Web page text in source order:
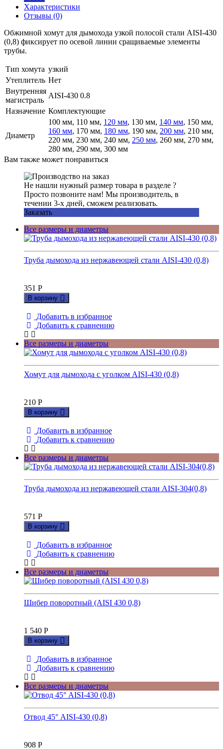
Характеристики
Отзывы (0)
Обжимной хомут для дымохода узкой полосой стали AISI-430
(0,8) фиксирует по осевой линии сращиваемые элементы
трубы.
Тип хомута узкий
Утеплитель Нет
Внутренняя
магистраль
AISI-430 0.8
Назначение Комплектующие
Диаметр
100 мм, 110 мм, 120 мм, 130 мм, 140 мм, 150 мм,
160 мм, 170 мм, 180 мм, 190 мм, 200 мм, 210 мм,
220 мм, 230 мм, 240 мм, 250 мм, 260 мм, 270 мм,
280 мм, 290 мм, 300 мм
Вам также может понравиться
Не нашли нужный размер товара в разделе ?
Просто позвоните нам! Мы производитель, в
течении 3-х дней, сможем реализовать.
Заказать
Все размеры и диаметры
Труба дымохода из нержавеющей стали AISI-430 (0,8)
351 Р
В корзину
Добавить в избранное
Добавить к сравнению
Все размеры и диаметры
Хомут для дымохода с уголком AISI-430 (0,8)
210 Р
В корзину
Добавить в избранное
Добавить к сравнению
Все размеры и диаметры
Труба дымохода из нержавеющей стали AISI-304(0,8)
571 Р
В корзину
Добавить в избранное
Добавить к сравнению
Все размеры и диаметры
Шибер поворотный (AISI 430 0,8)
1 540 Р
В корзину
Добавить в избранное
Добавить к сравнению
Все размеры и диаметры
Отвод 45° AISI-430 (0,8)
908 Р